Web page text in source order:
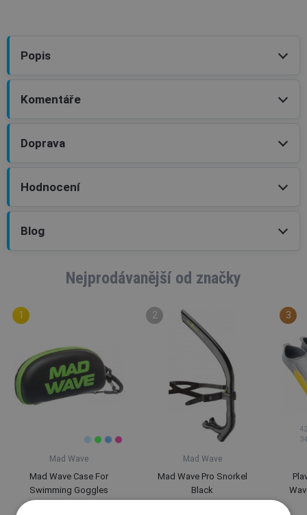
Popis
Komentáře
Doprava
Hodnocení
Blog
Nejprodávanější od značky
Mad Wave
Mad Wave Case For
Swimming Goggles
Mad Wave
Mad Wave Pro Snorkel
Black